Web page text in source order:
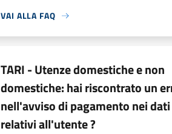
VAI ALLA FAQ
TARI - Utenze domestiche e non
domestiche: hai riscontrato un
nell'avviso di pagamento nei dati
relativi all'utente ?